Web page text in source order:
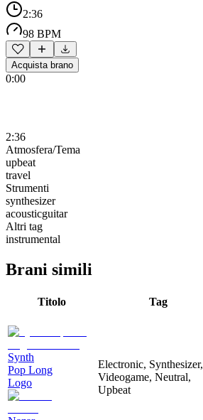
2:36
98 BPM
Acquista brano
0:00
2:36
Atmosfera/Tema
upbeat
travel
Strumenti
synthesizer
acousticguitar
Altri tag
instrumental
Brani simili
Titolo Tag
Synth
Pop Long
Logo
Electronic, Synthesizer,
Videogame, Neutral,
Upbeat